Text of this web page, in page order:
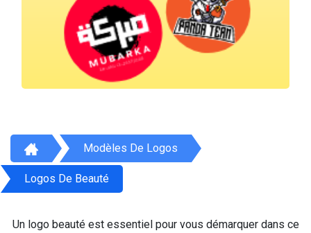
Modèles De Logos
Logos De Beauté
Un logo beauté est essentiel pour vous démarquer dans ce